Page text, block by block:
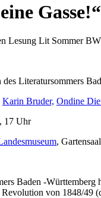
Gasse!“
des Literatursommers
Karin Bruder, Ondine
17 Uhr
,
Baden -Württemberg
von 1848/49